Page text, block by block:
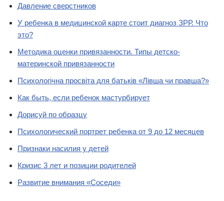
Давление сверстников
У ребенка в медицинской карте стоит диагноз ЗРР. Что
это?
Методика оценки привязанности. Типы детско-
материнской привязанности
Психологічна просвіта для батьків «Лівша чи правша?»
Как быть, если ребенок мастурбирует
Дорисуй по образцу
Психологический портрет ребенка от 9 до 12 месяцев
Признаки насилия у детей
Кризис 3 лет и позиции родителей
Развитие внимания «Соседи»